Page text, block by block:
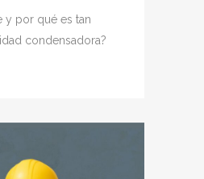
y por qué es tan
condensadora?